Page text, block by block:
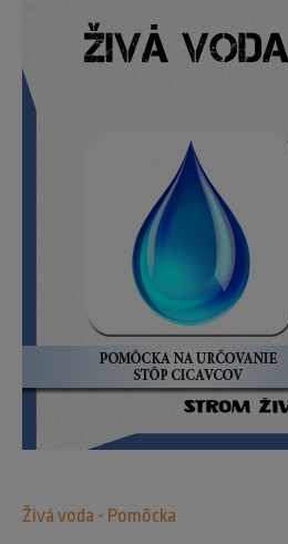
Živá voda - Pomôcka